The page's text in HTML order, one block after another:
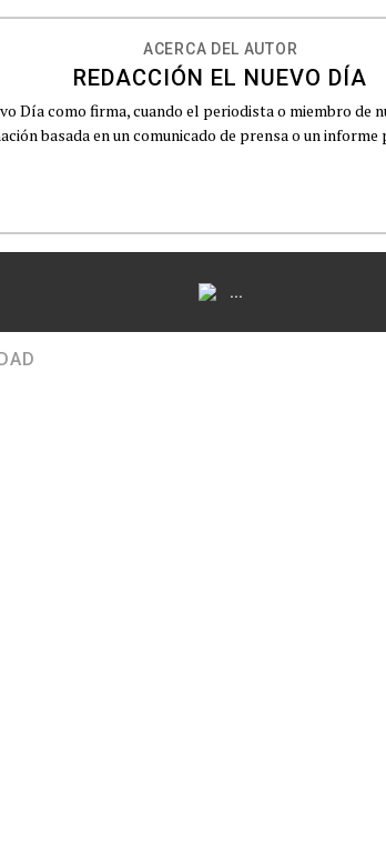
ACERCA DEL AUTOR
REDACCIÓN EL NUEVO DÍA
Día como firma, cuando el periodista o miembro de
basada en un comunicado de prensa o un informe
...